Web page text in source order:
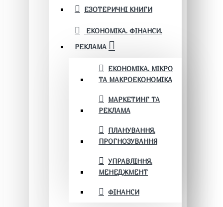
ЕЗОТЕРИЧНІ КНИГИ
ЕКОНОМІКА. ФІНАНСИ.
РЕКЛАМА
ЕКОНОМІКА. МІКРО
ТА МАКРОЕКОНОМІКА
МАРКЕТИНГ ТА
РЕКЛАМА
ПЛАНУВАННЯ.
ПРОГНОЗУВАННЯ
УПРАВЛІННЯ.
МЕНЕДЖМЕНТ
ФІНАНСИ